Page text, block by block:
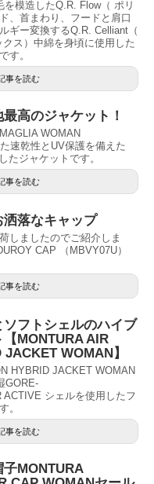
を模造したQ.R. Flow（ ポリ
、首まわり、フードと肩口
ギー変換するQ.R. Celliant（
ス）中綿を身頃に使用した
す。
事を読む
高のジャケット！
WOMAN
速乾性とUV保護を備えた
たジャケットです。
事を読む
洒落なキャップ
しましたのでご紹介しま
CAP （MBVY07U）
事を読む
フトシェルのハイブ
MONTURA AIR
WOMAN】
HYBRID JACKET WOMAN
GORE-
シェルを使用したフ
。
事を読む
MONTURA